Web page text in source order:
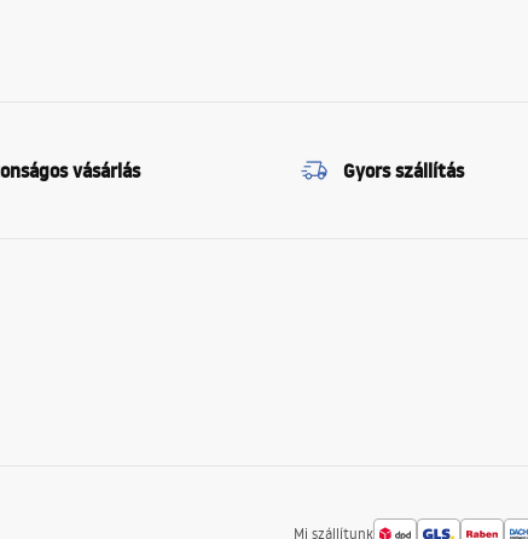
vásárlás Gyors szállítás
Mi szállítunk